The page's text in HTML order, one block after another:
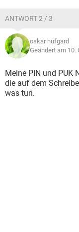
ANTWORT 2 / 3
oskar hufgard
Geändert am 10.
Meine PIN und PUK
die auf dem
was tun.